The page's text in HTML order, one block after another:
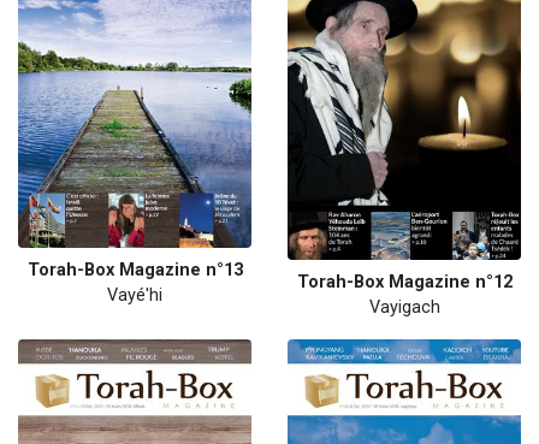
Torah-Box Magazine n°13
Vayé'hi
Torah-Box Magazine n°12
Vayigach